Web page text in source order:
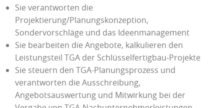
Sie verantworten die
Projektierung/Planungskonzeption,
Sondervorschläge und das Ideenmanagement
Sie bearbeiten die Angebote, kalkulieren den
Leistungsteil TGA der Schlüsselfertigbau-Projekte
Sie steuern den TGA-Planungsprozess und
verantworten die Ausschreibung,
Angebotsauswertung und Mitwirkung bei der